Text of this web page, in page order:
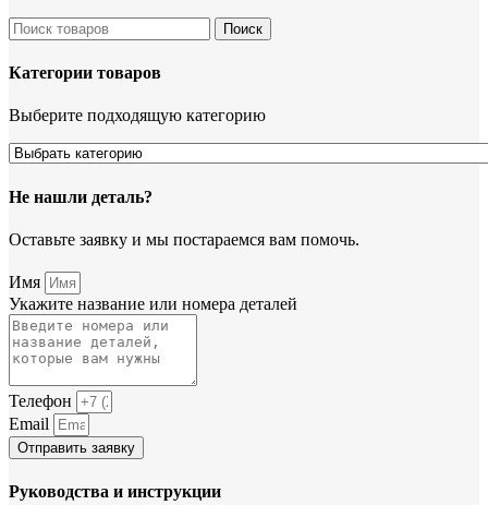
Поиск
Категории товаров
Выберите подходящую категорию
Не нашли деталь?
Оставьте заявку и мы постараемся вам помочь.
Имя
Укажите название или номера деталей
Телефон
Email
Отправить заявку
Руководства и инструкции